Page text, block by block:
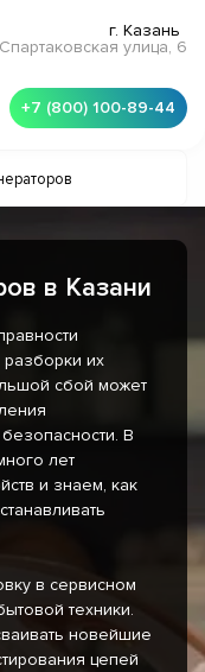
г. Казань
Спартаковская улица, 6
+7 (800) 100-89-44
в Казани
разборки их
сбой может
В
лет
и знаем, как
в сервисном
техники.
новейшие
цепей